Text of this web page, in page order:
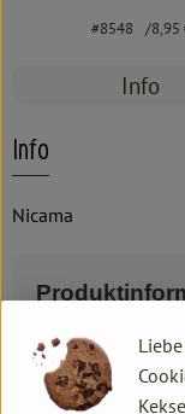
#8548 8,95
Info
Info
Nicama